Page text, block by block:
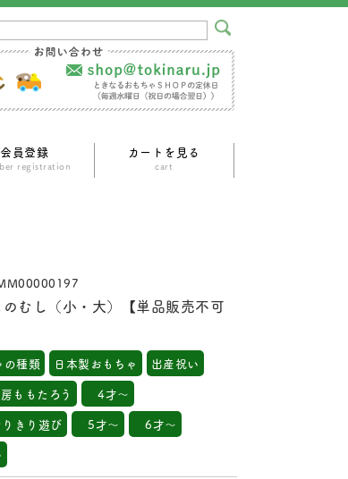
会員登録
registration
カートを見る
cart
むし（小・大）【単品販売不可
の種類 日本製おもちゃ
出産祝い
ももたろう
4才～
きり遊び
5才～
6才～